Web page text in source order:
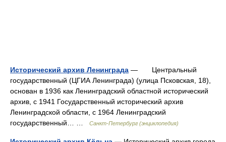
Исторический архив Ленинграда — Центральный
государственный (ЦГИА Ленинграда) (улица Псковская, 18),
основан в 1936 как Ленинградский областной исторический
архив, с 1941 Государственный исторический архив
Ленинградской области, с 1964 Ленинградский
государственный… …
Санкт-Петербург (энциклопедия)